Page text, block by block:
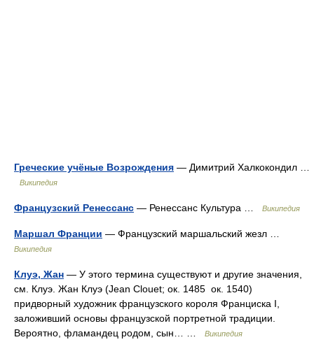
Греческие учёные Возрождения — Димитрий Халкокондил …
Википедия
Французский Ренессанс — Ренессанс Культура … Википедия
Маршал Франции — Французский маршальский жезл …
Википедия
Клуэ, Жан — У этого термина существуют и другие значения,
см. Клуэ. Жан Клуэ (Jean Clouet; ок. 1485 ок. 1540)
придворный художник французского короля Франциска I,
заложивший основы французской портретной традиции.
Вероятно, фламандец родом, сын… …
Википедия